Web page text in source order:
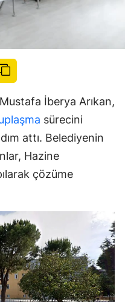
İberya Arıkan,
sürecini
attı. Belediyenin
Hazine
çözüme